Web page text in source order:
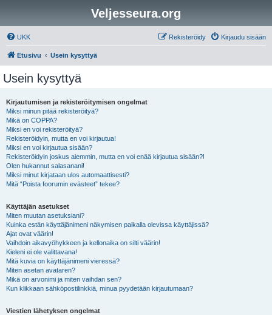
Veljesseura.org
UKK Kirjaudu sisään
Rekisteröidy
Etusivu Usein kysyttyä
Usein kysyttyä
Kirjautumisen ja rekisteröitymisen ongelmat
Miksi minun pitää rekisteröityä?
Mikä on COPPA?
Miksi en voi rekisteröityä?
Rekisteröidyin, mutta en voi kirjautua!
Miksi en voi kirjautua sisään?
Rekisteröidyin joskus aiemmin, mutta en voi enää kirjautua sisään?!
Olen hukannut salasanani!
Miksi minut kirjataan ulos automaattisesti?
Mitä “Poista foorumin evästeet” tekee?
Käyttäjän asetukset
Miten muutan asetuksiani?
Kuinka estän käyttäjänimeni näkymisen paikalla olevissa käyttäjissä?
Ajat ovat väärin!
Vaihdoin aikavyöhykkeen ja kellonaika on silti väärin!
Kieleni ei ole valittavana!
Mitä kuvia on käyttäjänimeni vieressä?
Miten asetan avataren?
Mikä on arvonimi ja miten vaihdan sen?
Kun klikkaan sähköpostilinkkiä, minua pyydetään kirjautumaan?
Viestien lähetyksen ongelmat